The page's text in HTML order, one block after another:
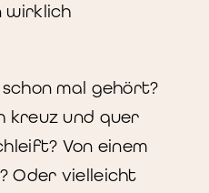
wirklich
mal gehört?
kreuz und quer
Von einem
Oder vielleicht